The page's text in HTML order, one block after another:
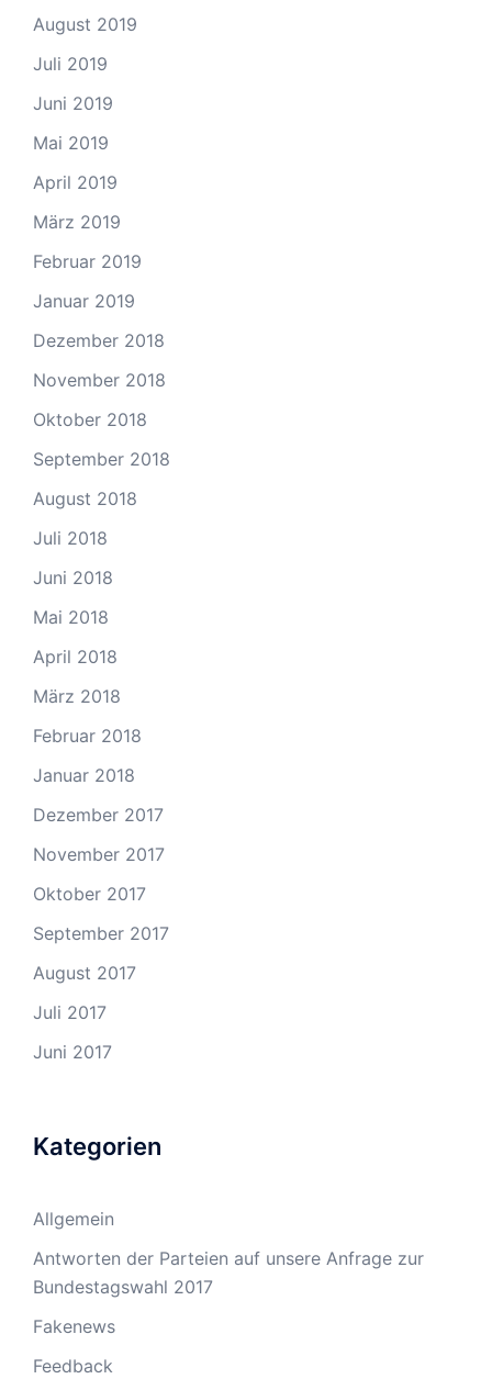
August 2019
Juli 2019
Juni 2019
Mai 2019
April 2019
März 2019
Februar 2019
Januar 2019
Dezember 2018
November 2018
Oktober 2018
September 2018
August 2018
Juli 2018
Juni 2018
Mai 2018
April 2018
März 2018
Februar 2018
Januar 2018
Dezember 2017
November 2017
Oktober 2017
September 2017
August 2017
Juli 2017
Juni 2017
Kategorien
Allgemein
Antworten der Parteien auf unsere Anfrage zur
Bundestagswahl 2017
Fakenews
Feedback